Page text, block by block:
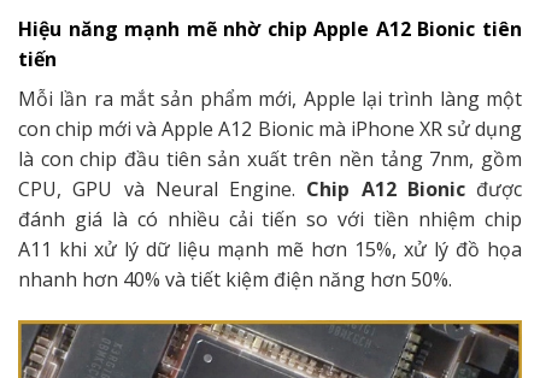
Hiệu năng mạnh mẽ nhờ chip Apple A12 Bionic tiên
tiến
Mỗi lần ra mắt sản phẩm mới, Apple lại trình làng một
con chip mới và Apple A12 Bionic mà iPhone XR sử dụng
là con chip đầu tiên sản xuất trên nền tảng 7nm, gồm
CPU, GPU và Neural Engine. Chip A12 Bionicđược
đánh giá là có nhiều cải tiến so với tiền nhiệm chip
A11 khi xử lý dữ liệu mạnh mẽ hơn 15%, xử lý đồ họa
nhanh hơn 40% và tiết kiệm điện năng hơn 50%.